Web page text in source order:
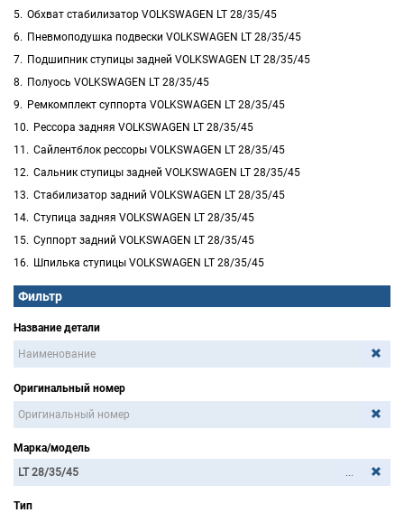
Обхват стабилизатор VOLKSWAGEN LT 28/35/45
Пневмоподушка подвески VOLKSWAGEN LT 28/35/45
Подшипник ступицы задней VOLKSWAGEN LT 28/35/45
Полуось VOLKSWAGEN LT 28/35/45
Ремкомплект суппорта VOLKSWAGEN LT 28/35/45
Рессора задняя VOLKSWAGEN LT 28/35/45
Сайлентблок рессоры VOLKSWAGEN LT 28/35/45
Сальник ступицы задней VOLKSWAGEN LT 28/35/45
Стабилизатор задний VOLKSWAGEN LT 28/35/45
Ступица задняя VOLKSWAGEN LT 28/35/45
Суппорт задний VOLKSWAGEN LT 28/35/45
Шпилька ступицы VOLKSWAGEN LT 28/35/45
Фильтр
Название детали
Оригинальный номер
Марка/модель
...
Тип